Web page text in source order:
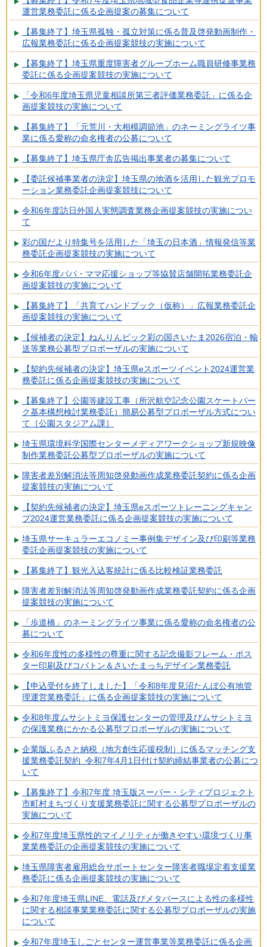
運営業務委託に係る企画提案の募集について
【募集終了】埼玉県孤独・孤立対策に係る普及啓発動画制作・
広報業務委託に係る企画提案競技の実施について
【募集終了】埼玉県重度障害者グループホーム職員研修事業務
委託に係る企画提案競技の実施について
「令和6年度埼玉県児童相談所第三者評価業務委託」に係る企
画提案競技の実施について
【募集終了】「元荒川・大相模調節池」のネーミングライツ事
業に係る愛称の命名権者の公募について
【募集終了】埼玉県庁舎広告掲出事業者の募集について
【委託候補事業者の決定】埼玉県の地酒を活用した観光プロモ
ーション業務委託企画提案競技について
令和6年度訪日外国人実態調査業務企画提案競技の実施につい
て
彩の国だより特集号を活用した「埼玉の日本酒」情報発信等業
務委託企画提案競技の実施について
令和6年度パパ・ママ応援ショップ等協賛店舗開拓業務委託企
画提案競技の実施について
【募集終了】「共育てハンドブック（仮称）」広報業務委託企
画提案競技の実施について
【候補者の決定】ねんりんピック彩の国さいたま2026宿泊・輸
送等業務公募型プロポーザルの実施について
【契約先候補者の決定】埼玉県eスポーツイベント2024運営業
務委託に係る企画提案競技の実施について
【募集終了】公園等建設工事（所沢航空記念公園スケートパー
ク基本構想検討業務委託）簡易公募型プロポーザル方式につい
て［公園スタジアム課］
埼玉県環境科学国際センターメディアワークショップ新規映像
制作業務委託公募型プロポーザルの実施について
障害者差別解消法等周知啓発動画作成業務委託契約に係る企画
提案競技の実施について
【契約先候補者の決定】埼玉県eスポーツトレーニングキャン
プ2024運営業務委託に係る企画提案競技の実施について
埼玉県サーキュラーエコノミー事例集デザイン及び印刷等業務
委託企画提案競技の実施について
【募集終了】観光入込客統計に係る比較検証業務委託
障害者差別解消法等周知啓発動画作成業務委託契約に係る企画
提案競技の実施について
「歩道橋」のネーミングライツ事業に係る愛称の命名権者の公
募について
令和6年度性の多様性の尊重に関する記念撮影フレーム・ポス
ター印刷及びコバトン＆さいたまっちデザイン業務委託
【申込受付を終了しました】「令和8年度見沼たんぼ公有地管
理運営業務委託」に係る企画提案競技の実施について
令和8年度ムサシトミヨ保護センターの管理及びムサシトミヨ
の保護業務にかかる公募型プロポーザルの実施について
企業版ふるさと納税（地方創生応援税制）に係るマッチング支
援業務委託契約 令和7年4月1日付け契約締結事業者の公募につ
いて
【募集終了】令和7年度 埼玉版スーパー・シティプロジェクト
市町村まちづくり支援業務委託に関する公募型プロポーザルの
実施について
令和7年度埼玉県性的マイノリティが働きやすい環境づくり事
業業務委託の企画提案競技の実施について
埼玉県障害者雇用総合サポートセンター障害者職場定着支援業
務委託に係る企画提案競技の実施について
令和7年度埼玉県LINE、電話及びメタバースによる性の多様性
に関する相談事業業務委託に関する公募型プロポーザルの実施
について
令和7年度埼玉しごとセンター運営事業等業務委託に係る企画